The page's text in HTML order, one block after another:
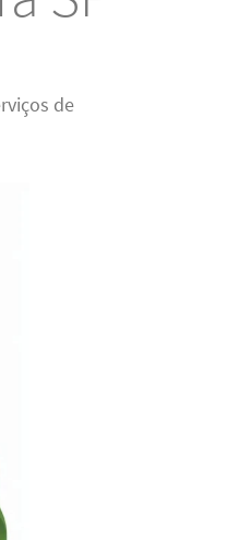
de